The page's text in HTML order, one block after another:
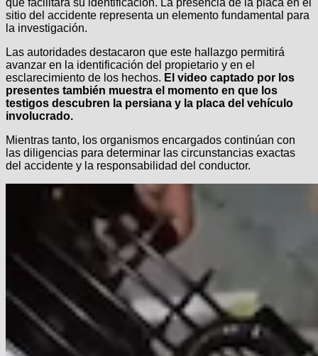
sitio del accidente representa un elemento fundamental para
la investigación.
Las autoridades destacaron que este hallazgo permitirá
avanzar en la identificación del propietario y en el
esclarecimiento de los hechos. El video captado por los
presentes también muestra el momento en que los
testigos descubren la persiana y la placa del vehículo
involucrado.
Mientras tanto, los organismos encargados continúan con
las diligencias para determinar las circunstancias exactas
del accidente y la responsabilidad del conductor.